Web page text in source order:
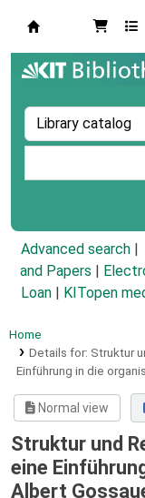
Advanced search
and Papers
Loan
KITopen
Home
Details for: Struktur
Einführung in die
Normal view
Struktur und
eine
Albert